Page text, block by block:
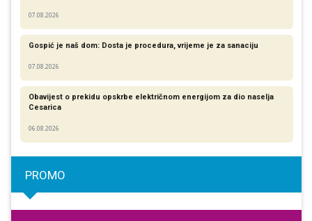
07.08.2026
Gospić je naš dom: Dosta je procedura, vrijeme je za sanaciju
07.08.2026
Obavijest o prekidu opskrbe električnom energijom za dio naselja
Cesarica
06.08.2026
PROMO